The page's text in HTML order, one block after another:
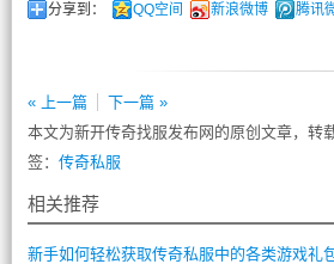
分享到： QQ空间 新浪微博 腾讯
« 上一篇
下一篇 »
本文为新开传奇找服发布网的原创文章，转
签： 传奇私服
相关推荐
新手如何轻松获取传奇私服中的各类游戏礼包